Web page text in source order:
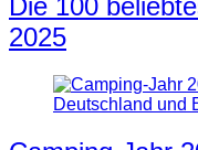
Die 100
2025